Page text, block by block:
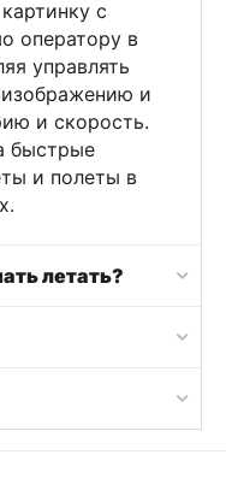
с
оператору в
управлять
и
и скорость.
быстрые
и полеты в
летать?